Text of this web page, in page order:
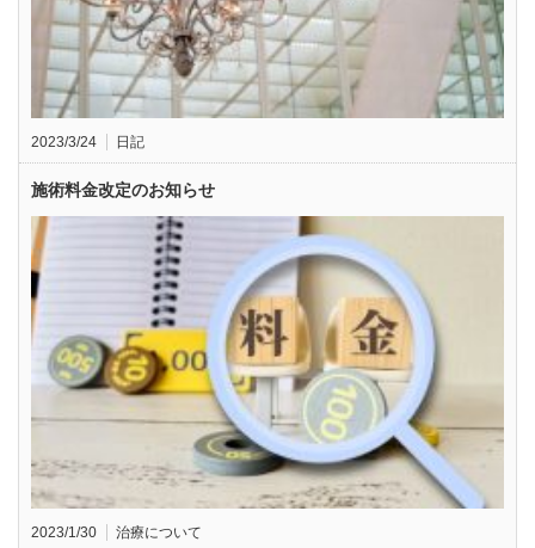
2023/3/24 日記
施術料金改定のお知らせ
2023/1/30 治療について